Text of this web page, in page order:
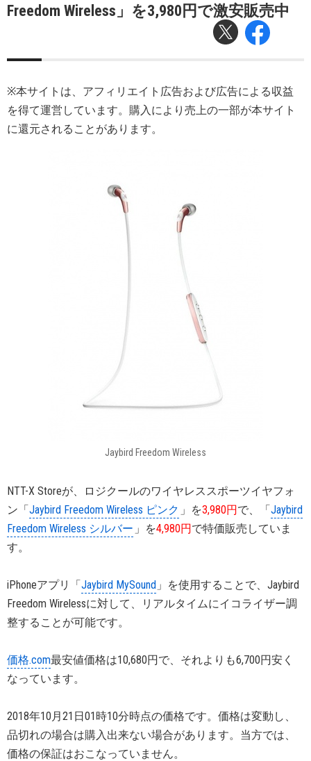
Freedom Wireless」を3,980円で激安販売中
※本サイトは、アフィリエイト広告および広告による収益
を得て運営しています。購入により売上の一部が本サイト
に還元されることがあります。
Jaybird Freedom Wireless
NTT-X Storeが、ロジクールのワイヤレススポーツイヤフォ
ン「Jaybird Freedom Wireless ピンク 」を3,980円で、「Jaybird
Freedom Wireless シルバー 」を4,980円で特価販売していま
す。
iPhoneアプリ「Jaybird MySound 」を使用することで、Jaybird
Freedom Wirelessに対して、リアルタイムにイコライザー調
整することが可能です。
価格.com最安値価格は10,680円で、それよりも6,700円安く
なっています。
2018年10月21日01時10分時点の価格です。価格は変動し、
品切れの場合は購入出来ない場合があります。当方では、
価格の保証はおこなっていません。